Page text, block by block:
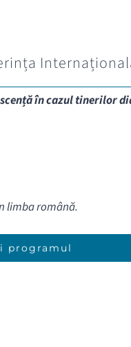
în cazul tinerilor
limba română.
programul